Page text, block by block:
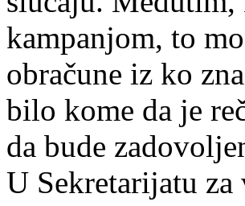
kampanjom, to
obračune iz ko
bilo kome da je
da bude
U Sekretarijatu za